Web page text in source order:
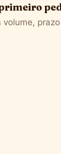
volume,